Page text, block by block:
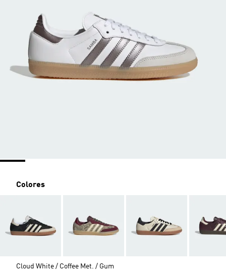
Colores
Cloud White / Coffee Met. / Gum